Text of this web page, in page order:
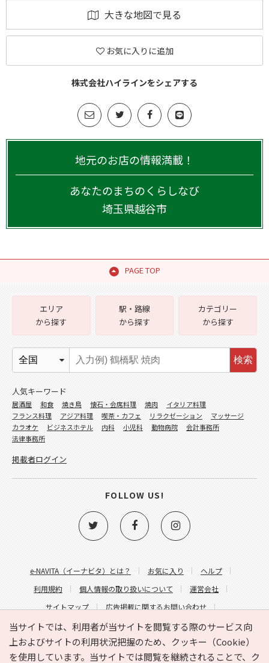
大きな地図で見る
お気に入りに追加
株式会社ハイラインをシェアする
地元のお店の情報満載！
あなたのまちのくらしなび
埼玉県越谷市
PAGE TOP
当サイトでは、利用者が当サイトを閲覧する際のサービス向
上およびサイトの利用状況把握のため、クッキー（Cookie）
を使用しています。当サイトでは閲覧を継続されることで、ク
e-NAVITA（イーナビタ）とは？ お気に入り
ヘルプ
利用規約
個人情報の取り扱いについて
運営会社
サイトマップ
広告掲載に関するお問い合わせ
サイトの内容に関するお問い合わせ
エリア
から探す
駅・路線
から探す
カテゴリー
から探す
検索
人気キーワード
居酒屋 和食 焼き鳥 懐石・会席料理 焼肉
イタリア料理
フランス料理
アジア料理 喫茶・カフェ リラクゼーション
マッサージ
カラオケ
ビジネスホテル 内科 小児科 動物病院
会計事務所
法律事務所
掲載者ログイン
FOLLOW US!